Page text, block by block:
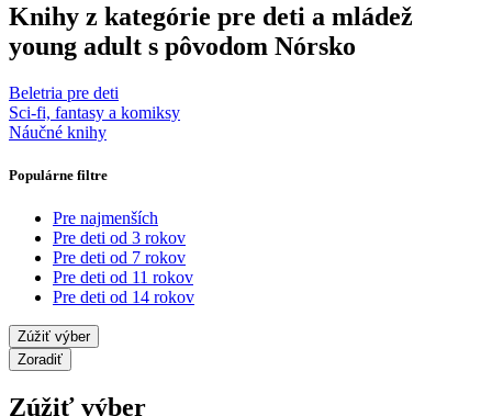
Knihy z kategórie pre deti a mládež
young adult s pôvodom Nórsko
Beletria pre deti
Sci-fi, fantasy a komiksy
Náučné knihy
Populárne filtre
Pre najmenších
Pre deti od 3 rokov
Pre deti od 7 rokov
Pre deti od 11 rokov
Pre deti od 14 rokov
Zúžiť výber
Zoradiť
Zúžiť výber